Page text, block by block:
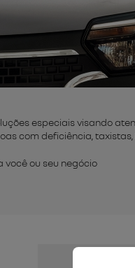
especiais visando
com deficiência,
você ou seu negócio